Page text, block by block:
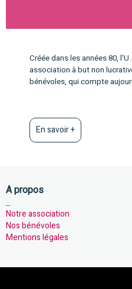
Créée dans les années 80,
association à but non
bénévoles, qui compte
En savoir +
A propos
Notre association
Nos bénévoles
Mentions légales